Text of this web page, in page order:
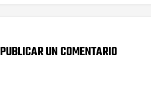
PUBLICAR UN COMENTARIO